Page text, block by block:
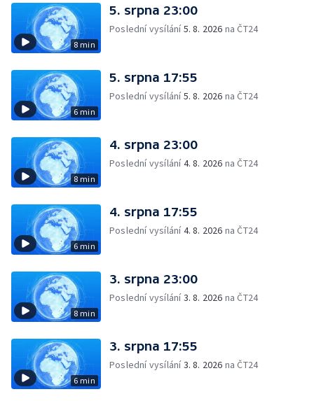
8 min
5. srpna 23:00
Poslední vysílání5. 8. 2026 na ČT24
6 min
5. srpna 17:55
Poslední vysílání5. 8. 2026 na ČT24
8 min
4. srpna 23:00
Poslední vysílání4. 8. 2026 na ČT24
6 min
4. srpna 17:55
Poslední vysílání4. 8. 2026 na ČT24
8 min
3. srpna 23:00
Poslední vysílání3. 8. 2026 na ČT24
6 min
3. srpna 17:55
Poslední vysílání3. 8. 2026 na ČT24